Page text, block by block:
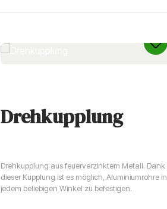
Drehkupplung
Drehkupplung aus feuerverzinktem Metall. Dank
dieser Kupplung ist es möglich, Aluminiumrohre in
jedem beliebigen Winkel zu befestigen.